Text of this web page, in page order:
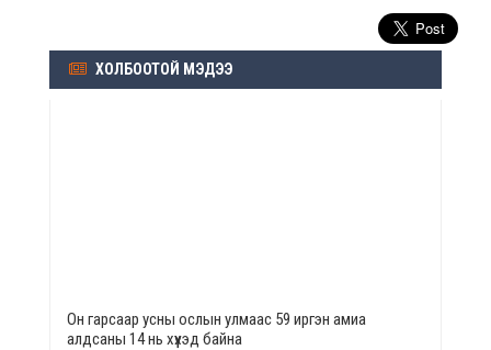
ХОЛБООТОЙ МЭДЭЭ
Он гарсаар усны ослын улмаас 59 иргэн амиа
алдсаны 14 нь хүүхэд байна